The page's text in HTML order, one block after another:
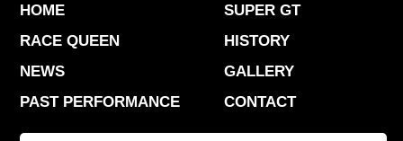
HOME
SUPER GT
RACE QUEEN
HISTORY
NEWS
GALLERY
PAST PERFORMANCE
CONTACT